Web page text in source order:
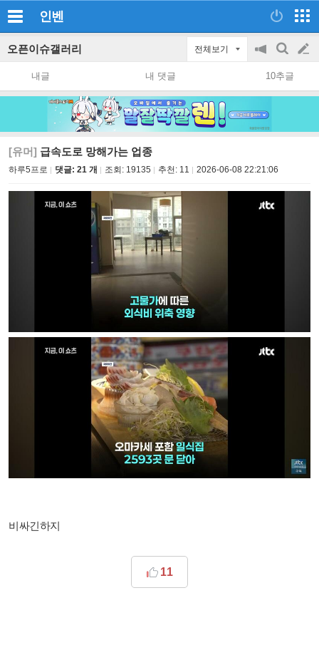
인벤
오픈이슈갤러리 전체보기
공
지
on/off
검
색
글
쓰
내글 내 댓글 10추글
[유머] 급속도로 망해가는 업종
하루5프로 댓글: 21 개 조회: 19135 추천: 11 2026-06-08 22:21:06
비싸긴하지
11